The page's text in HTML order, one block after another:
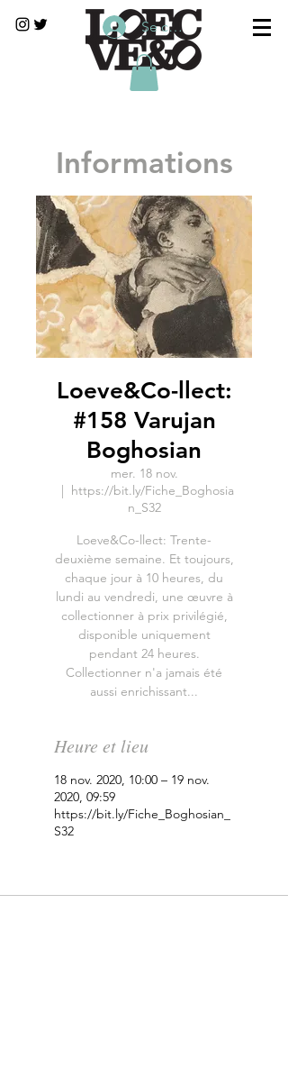
Se connecter
Informations
Loeve&Co-llect:
#158 Varujan
Boghosian
mer. 18 nov.
  |
https://bit.ly/Fiche_Boghosia
n_S32
Loeve&Co-llect: Trente-
deuxième semaine. Et toujours,
chaque jour à 10 heures, du
lundi au vendredi, une œuvre à
collectionner à prix privilégié,
disponible uniquement
pendant 24 heures.
Collectionner n'a jamais été
aussi enrichissant...
Heure et lieu
18 nov. 2020, 10:00 – 19 nov.
2020, 09:59
https://bit.ly/Fiche_Boghosian_
S32